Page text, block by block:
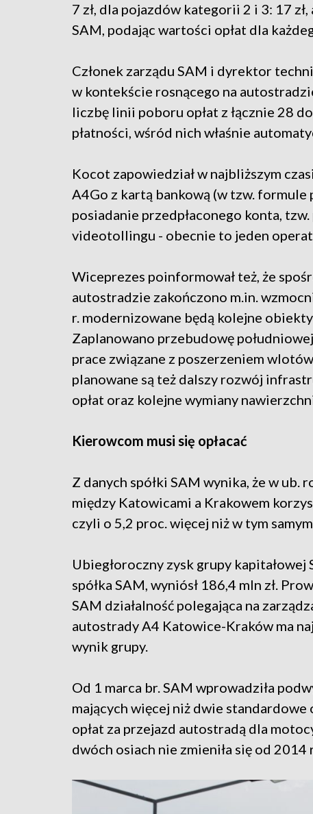
7 zł, dla pojazdów kategorii 2 i 3: 17
SAM, podając wartości opłat dla
Członek zarządu SAM i dyrektor
w kontekście rosnącego na
liczbę linii poboru opłat z łącznie 28
płatności, wśród nich właśnie
Kocot zapowiedział w najbliższym
A4Go z kartą bankową (w tzw.
posiadanie przedpłaconego konta,
videotollingu - obecnie to jeden
Wiceprezes poinformował też, że
autostradzie zakończono m.in.
r. modernizowane będą kolejne
Zaplanowano przebudowę
prace związane z poszerzeniem
planowane są też dalszy rozwój
opłat oraz kolejne wymiany
Kierowcom musi się opłacać
Z danych spółki SAM wynika, że w
między Katowicami a Krakowem
czyli o 5,2 proc. więcej niż w tym
Ubiegłoroczny zysk grupy
spółka SAM, wyniósł 186,4 mln zł.
SAM działalność polegająca na
autostrady A4 Katowice-Kraków ma
wynik grupy.
Od 1 marca br. SAM wprowadziła
mających więcej niż dwie standardowe
opłat za przejazd autostradą dla
dwóch osiach nie zmieniła się od 2014